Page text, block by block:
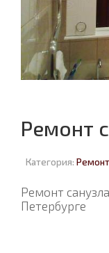
Ремонт
Категория:
Ремонт
Петербурге